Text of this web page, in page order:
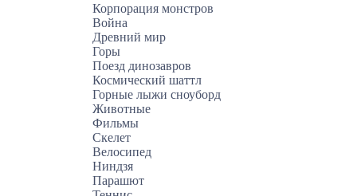
Корпорация монстров
Война
Древний мир
Горы
Поезд динозавров
Космический шаттл
Горные лыжи сноуборд
Животные
Фильмы
Скелет
Велосипед
Ниндзя
Парашют